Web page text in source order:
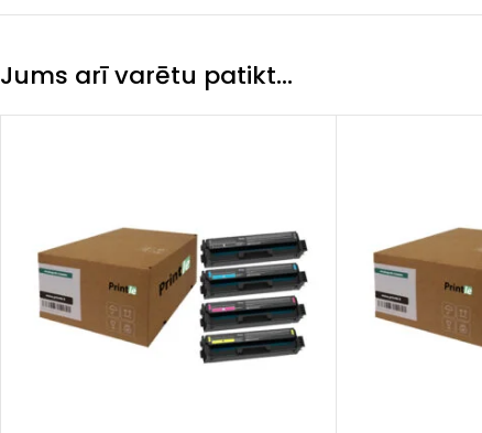
Jums arī varētu patikt…